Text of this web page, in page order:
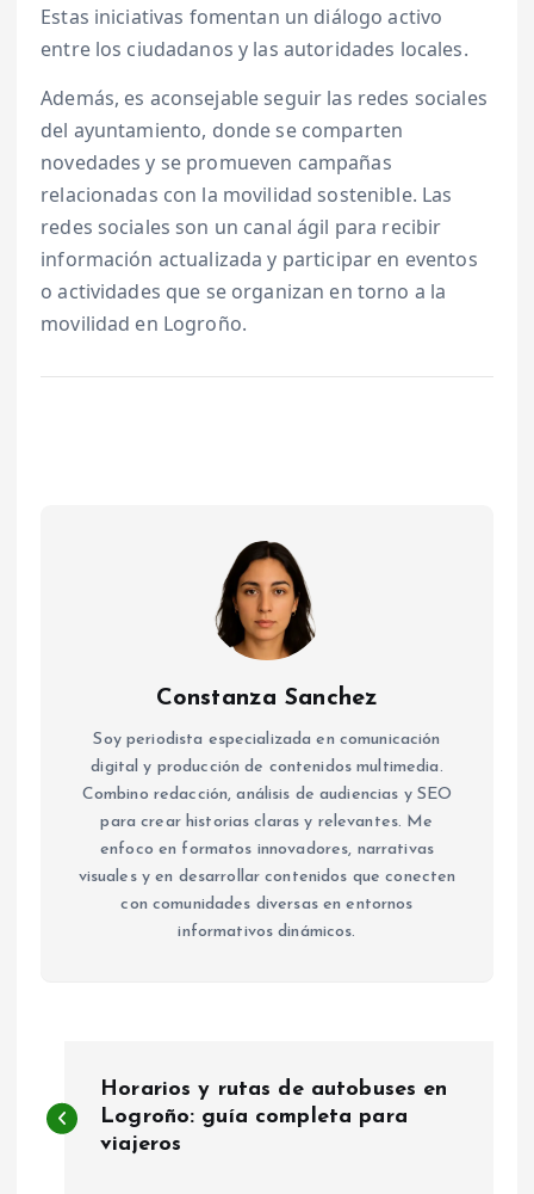
Estas iniciativas fomentan un diálogo activo
entre los ciudadanos y las autoridades locales.
Además, es aconsejable seguir las redes sociales
del ayuntamiento, donde se comparten
novedades y se promueven campañas
relacionadas con la movilidad sostenible. Las
redes sociales son un canal ágil para recibir
información actualizada y participar en eventos
o actividades que se organizan en torno a la
movilidad en Logroño.
Constanza Sanchez
Soy periodista especializada en comunicación
digital y producción de contenidos multimedia.
Combino redacción, análisis de audiencias y SEO
para crear historias claras y relevantes. Me
enfoco en formatos innovadores, narrativas
visuales y en desarrollar contenidos que conecten
con comunidades diversas en entornos
informativos dinámicos.
a
Horarios y rutas de autobuses en
Logroño: guía completa para
viajeros